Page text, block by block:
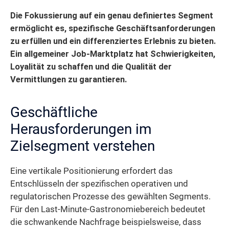
Die Fokussierung auf ein genau definiertes Segment
ermöglicht es, spezifische Geschäftsanforderungen
zu erfüllen und ein differenziertes Erlebnis zu bieten.
Ein allgemeiner Job-Marktplatz hat Schwierigkeiten,
Loyalität zu schaffen und die Qualität der
Vermittlungen zu garantieren.
Geschäftliche
Herausforderungen im
Zielsegment verstehen
Eine vertikale Positionierung erfordert das
Entschlüsseln der spezifischen operativen und
regulatorischen Prozesse des gewählten Segments.
Für den Last-Minute-Gastronomiebereich bedeutet
die schwankende Nachfrage beispielsweise, dass